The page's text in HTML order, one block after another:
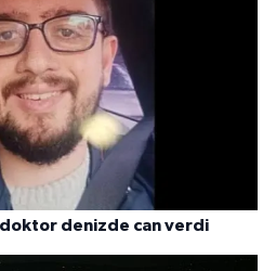
doktor denizde can verdi